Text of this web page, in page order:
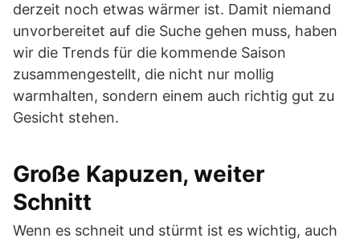
derzeit noch etwas wärmer ist. Damit niemand
unvorbereitet auf die Suche gehen muss, haben
wir die Trends für die kommende Saison
zusammengestellt, die nicht nur mollig
warmhalten, sondern einem auch richtig gut zu
Gesicht stehen.
Große Kapuzen, weiter
Schnitt
Wenn es schneit und stürmt ist es wichtig, auch